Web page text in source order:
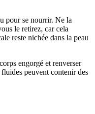
pour se nourrir. Ne la
le retirez, car cela
reste nichée dans la peau
engorgé et renverser
peuvent contenir des